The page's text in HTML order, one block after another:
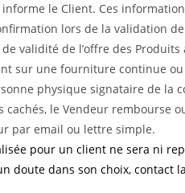
le Client. Ces
lors de la
validité de l’offre des
sur une fourniture continue
physique signataire de la
le Vendeur rembourse
par email ou lettre simple.
pour un client ne sera ni
doute dans son choix,